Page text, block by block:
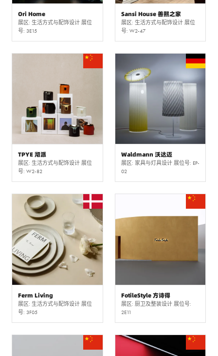
Ori Home
展区: 生活方式与配饰设计 展位
号: 3E15
Sansi House 善熙之家
展区: 生活方式与配饰设计 展位
号: W2-47
TPYE 沏派
展区: 生活方式与配饰设计 展位
号: W2-82
Waldmann 沃达迈
展区: 家具与灯具设计 展位号: EP-
02
Ferm Living
展区: 生活方式与配饰设计 展位
号: 3F05
FotileStyle 方诗得
展区: 厨卫及整装设计 展位号:
2E11